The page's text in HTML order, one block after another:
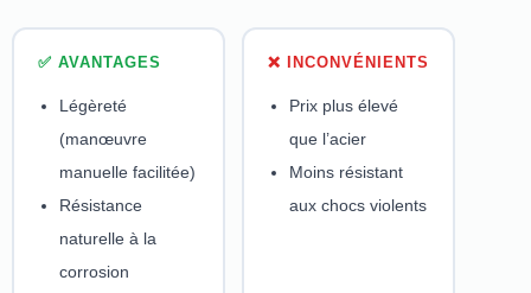
✅ AVANTAGES
Légèreté
(manœuvre
manuelle facilitée)
Résistance
naturelle à la
corrosion
❌ INCONVÉNIENTS
Prix plus élevé
que l’acier
Moins résistant
aux chocs violents